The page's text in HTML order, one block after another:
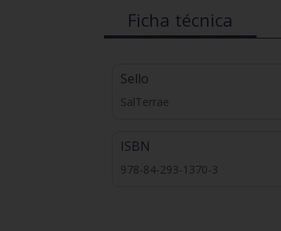
Ficha técnica
Sello
SalTerrae
ISBN
978-84-293-1370-3